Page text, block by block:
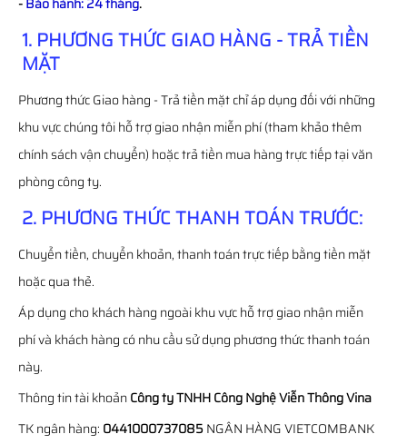
1. PHƯƠNG THỨC GIAO HÀNG - TRẢ TIỀN
MẶT
Phương thức Giao hàng - Trả tiền mặt chỉ áp dụng đối với những
khu vực chúng tôi hỗ trợ giao nhận miễn phí (tham khảo thêm
chính sách vận chuyển) hoặc trả tiền mua hàng trực tiếp tại văn
phòng công ty.
2. PHƯƠNG THỨC THANH TOÁN TRƯỚC:
Chuyển tiền, chuyển khoản, thanh toán trực tiếp bằng tiền mặt
hoặc qua thẻ.
Áp dụng cho khách hàng ngoài khu vực hỗ trợ giao nhận miễn
phí và khách hàng có nhu cầu sử dụng phương thức thanh toán
này.
Thông tin tài khoảnCông ty TNHH Công Nghệ Viễn Thông Vina
TK ngân hàng: 0441000737085NGÂN HÀNG VIETCOMBANK